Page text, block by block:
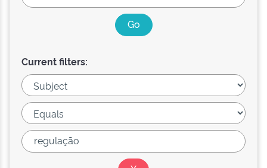
Current filters: